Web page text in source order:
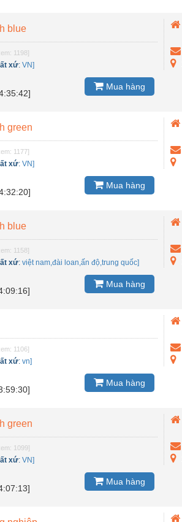
blue
1198]
xứ:VN]
Mua hàng
green
1177]
xứ:VN]
Mua hàng
blue
1158]
xứ:việt nam,đài loan,ấn độ,trung quốc]
Mua hàng
1106]
xứ:vn]
Mua hàng
green
1099]
xứ:VN]
Mua hàng